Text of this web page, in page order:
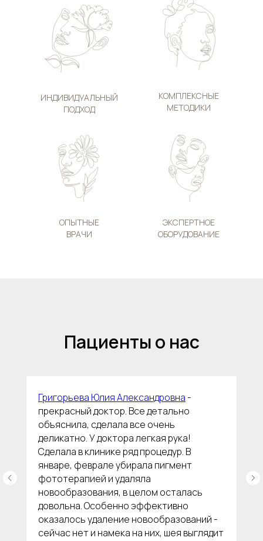
ИНДИВИДУАЛЬНЫЙ
ПОДХОД
ОПЫТНЫЕ
ВРАЧИ
КОМПЛЕКСНЫЕ
МЕТОДИКИ
ЭКСПЕРТНОЕ
ОБОРУДОВАНИЕ
Пациенты о нас
Григорьева Юлия Александровна -
прекрасный доктор. Все детально
объяснила, сделала все очень
деликатно. У доктора легкая рука!
Сделала в клинике ряд процедур. В
январе, феврале убирала пигмент
фототерапией и удаляла
новообразования, в целом осталась
довольна. Особенно эффективно
оказалось удаление новообразований -
сейчас нет и намека на них, шея выглядит
НАША
КОМАНДА
Услуги
Преимущества
Отзывы
О клинике